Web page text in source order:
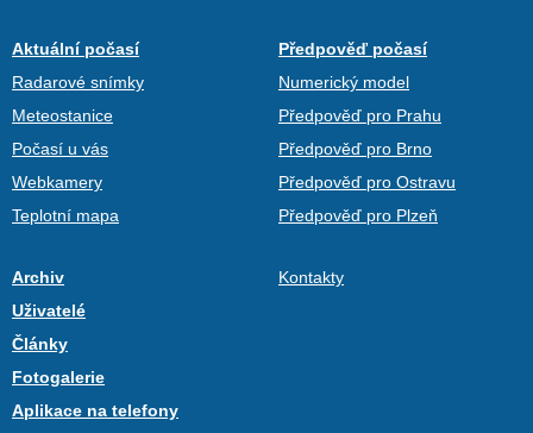
Aktuální počasí
Radarové snímky
Meteostanice
Počasí u vás
Webkamery
Teplotní mapa
Předpověď počasí
Numerický model
Předpověď pro Prahu
Předpověď pro Brno
Předpověď pro Ostravu
Předpověď pro Plzeň
Archiv
Uživatelé
Články
Fotogalerie
Aplikace na telefony
Kontakty